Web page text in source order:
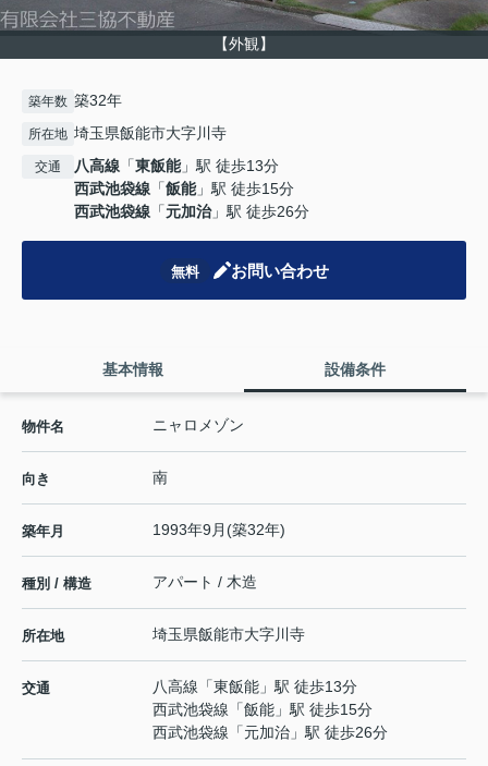
【外観】
築年数 築32年
所在地 埼玉県飯能市大字川寺
交通 八高線 「東飯能」駅 徒歩13分
西武池袋線 「飯能」駅 徒歩15分
西武池袋線 「元加治」駅 徒歩26分
無料 お問い合わせ
基本情報 設備条件
物件名 ニャロメゾン
向き 南
築年月 1993年9月(築32年)
種別 / 構造 アパート / 木造
所在地 埼玉県飯能市大字川寺
交通 八高線 「東飯能 」駅 徒歩13分
西武池袋線 「飯能 」駅 徒歩15分
西武池袋線 「元加治 」駅 徒歩26分